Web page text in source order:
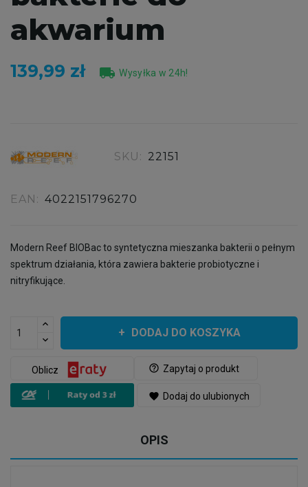
akwarium
139,99 zł local_shipping Wysyłka w 24h!
SKU: 22151
EAN: 4022151796270
Modern Reef BIOBac to syntetyczna mieszanka bakterii o pełnym
spektrum działania, która zawiera bakterie probiotyczne i
nitryfikujące.
DODAJ DO KOSZYKA
help_outline Zapytaj o produkt
Oblicz
favorite Dodaj do ulubionych
OPIS